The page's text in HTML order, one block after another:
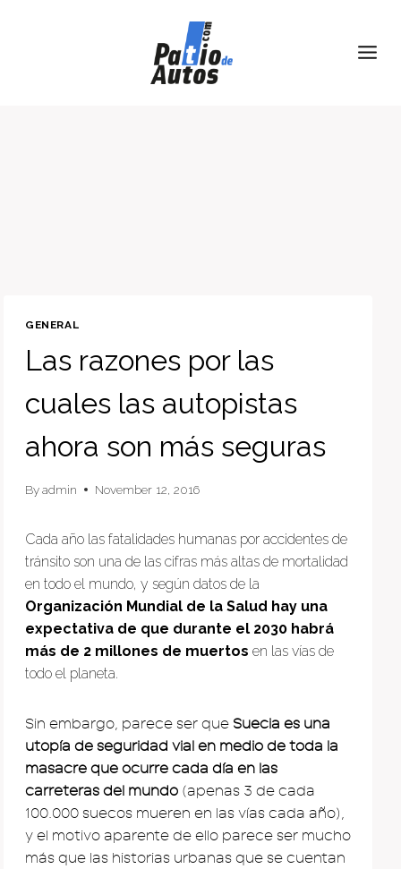
GENERAL
Las razones por las
cuales las autopistas
ahora son más seguras
Byadmin November 12, 2016
Cada año las fatalidades humanas por accidentes de
tránsito son una de las cifras más altas de mortalidad
en todo el mundo, y según datos de la
Organización Mundial de la Salud hay una
expectativa de que durante el 2030 habrá
más de 2 millones de muertos en las vías de
todo el planeta.
Sin embargo, parece ser que Suecia es una
utopía de seguridad vial en medio de toda la
masacre que ocurre cada día en las
carreteras del mundo (apenas 3 de cada
100.000 suecos mueren en las vías cada año),
y el motivo aparente de ello parece ser mucho
más que las historias urbanas que se cuentan